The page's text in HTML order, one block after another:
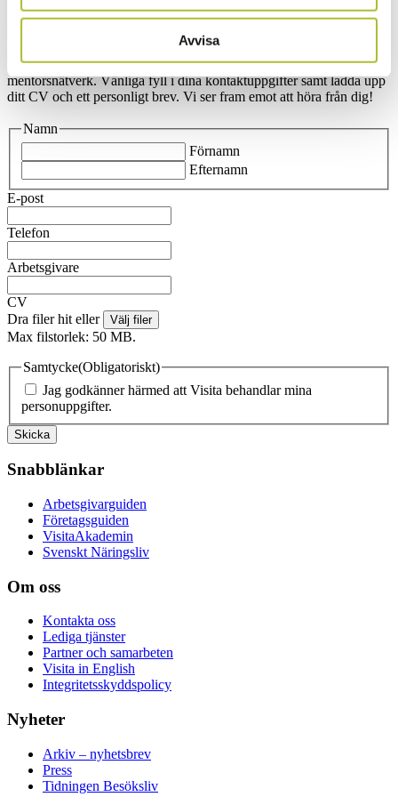
Avvisa
mentorsnätverk
Här kan du skicka in din intresseanmälan till att bli mentor i Visitas
mentorsnätverk. Vänliga fyll i dina kontaktuppgifter samt ladda upp
ditt CV och ett personligt brev. Vi ser fram emot att höra från dig!
Namn
Förnamn
Efternamn
E-post
Telefon
Arbetsgivare
CV
Dra filer hit eller
Välj filer
Max filstorlek: 50 MB.
Samtycke(Obligatoriskt)
Jag godkänner härmed att Visita behandlar mina
personuppgifter.
Skicka
Snabblänkar
Arbetsgivarguiden
Företagsguiden
VisitaAkademin
Svenskt Näringsliv
Om oss
Kontakta oss
Lediga tjänster
Partner och samarbeten
Visita in English
Integritetsskyddspolicy
Nyheter
Arkiv – nyhetsbrev
Press
Tidningen Besöksliv